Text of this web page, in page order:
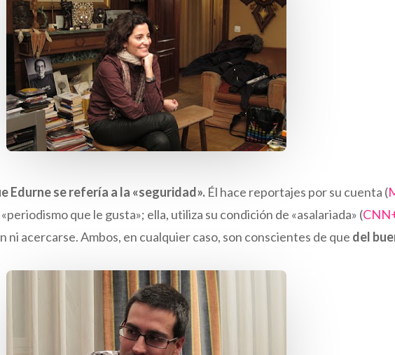
Edurne se refería a la «seguridad». Él hace reportajes por su cuenta (
que le gusta»; ella, utiliza su condición de «asalariada» (
ni acercarse. Ambos, en cualquier caso, son conscientes de que del